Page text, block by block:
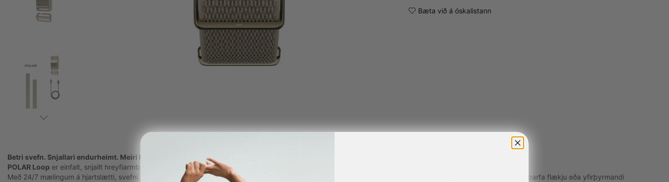
Bæta við á óskalistann
Betri svefn. Snjallari endurheimt. Meiri hreyfing – án truflana.
POLAR Loop er einfalt, snjallt hreyfiarmband án skjás og áskriftar, hannað til að hjálpa þér að móta heilbrigðari venjur og bæta líðan – áreynslulaust.
Með 24/7 mælingum á hjartslætti, svefni og daglegri virkni færðu gagnlegar upplýsingar sem styðja við betri heilsu, meiri hreyfingu og aukna frammistöðu – án óþarfa flækju eða yfirþyrmandi